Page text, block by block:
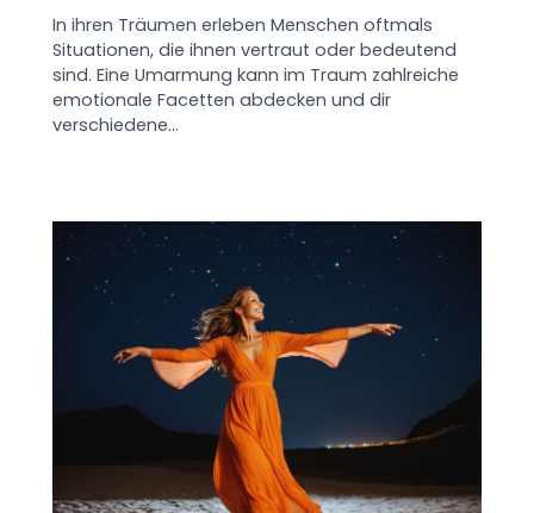
In ihren Träumen erleben Menschen oftmals
Situationen, die ihnen vertraut oder bedeutend
sind. Eine Umarmung kann im Traum zahlreiche
emotionale Facetten abdecken und dir
verschiedene…